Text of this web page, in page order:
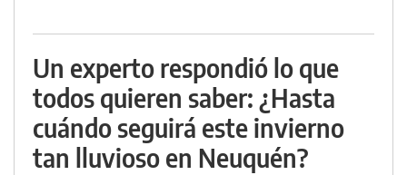
Un experto respondió lo que
todos quieren saber: ¿Hasta
cuándo seguirá este invierno
tan lluvioso en Neuquén?